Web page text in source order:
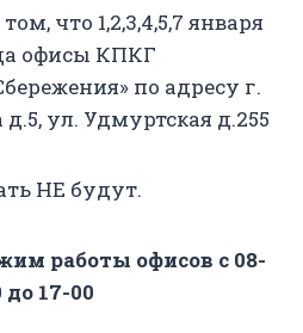
что 1,2,3,4,5,7 января
офисы КПКГ
по адресу г.
ул. Удмуртская д.255
НЕ будут.
работы офисов с 08-
до 17-00